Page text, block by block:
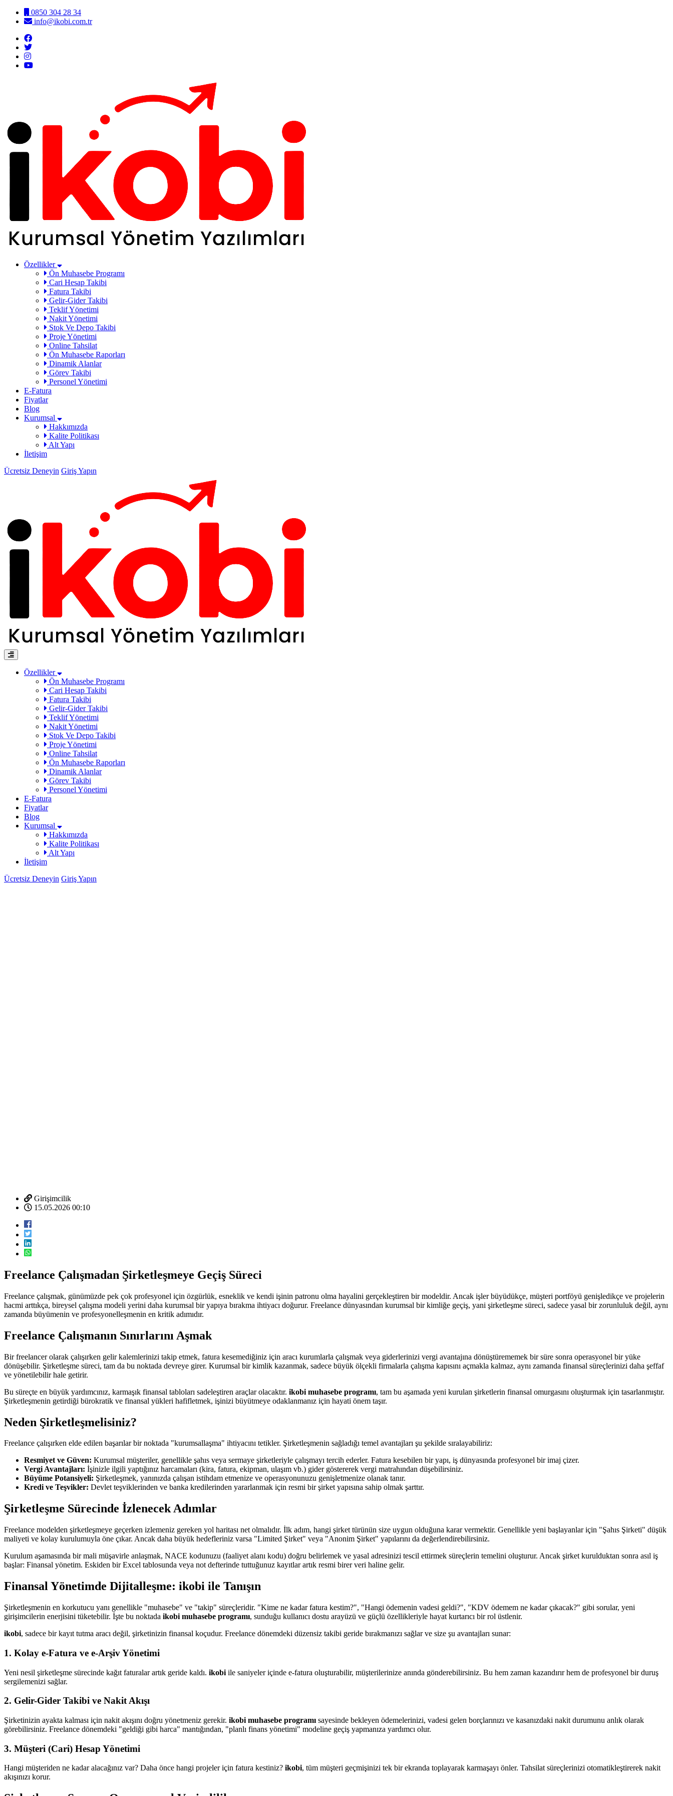
0850 304 28 34
info@ikobi.com.tr
Özellikler
Ön Muhasebe Programı
Cari Hesap Takibi
Fatura Takibi
Gelir-Gider Takibi
Teklif Yönetimi
Nakit Yönetimi
Stok Ve Depo Takibi
Proje Yönetimi
Online Tahsilat
Ön Muhasebe Raporları
Dinamik Alanlar
Görev Takibi
Personel Yönetimi
E-Fatura
Fiyatlar
Blog
Kurumsal
Hakkımızda
Kalite Politikası
Alt Yapı
İletişim
Ücretsiz Deneyin Giriş Yapın
Özellikler
Ön Muhasebe Programı
Cari Hesap Takibi
Fatura Takibi
Gelir-Gider Takibi
Teklif Yönetimi
Nakit Yönetimi
Stok Ve Depo Takibi
Proje Yönetimi
Online Tahsilat
Ön Muhasebe Raporları
Dinamik Alanlar
Görev Takibi
Personel Yönetimi
E-Fatura
Fiyatlar
Blog
Kurumsal
Hakkımızda
Kalite Politikası
Alt Yapı
İletişim
Ücretsiz Deneyin Giriş Yapın
Girişimcilik
15.05.2026 00:10
Freelance Çalışmadan Şirketleşmeye Geçiş Süreci
Freelance çalışmak, günümüzde pek çok profesyonel için özgürlük, esneklik ve kendi işinin patronu olma hayalini gerçekleştiren bir modeldir. Ancak işler büyüdükçe, müşteri portföyü genişledikçe ve projelerin
hacmi arttıkça, bireysel çalışma modeli yerini daha kurumsal bir yapıya bırakma ihtiyacı doğurur. Freelance dünyasından kurumsal bir kimliğe geçiş, yani şirketleşme süreci, sadece yasal bir zorunluluk değil, aynı
zamanda büyümenin ve profesyonelleşmenin en kritik adımıdır.
Freelance Çalışmanın Sınırlarını Aşmak
Bir freelancer olarak çalışırken gelir kalemlerinizi takip etmek, fatura kesemediğiniz için aracı kurumlarla çalışmak veya giderlerinizi vergi avantajına dönüştürememek bir süre sonra operasyonel bir yüke
dönüşebilir. Şirketleşme süreci, tam da bu noktada devreye girer. Kurumsal bir kimlik kazanmak, sadece büyük ölçekli firmalarla çalışma kapısını açmakla kalmaz, aynı zamanda finansal süreçlerinizi daha şeffaf
ve yönetilebilir hale getirir.
Bu süreçte en büyük yardımcınız, karmaşık finansal tabloları sadeleştiren araçlar olacaktır. ikobi muhasebe programı, tam bu aşamada yeni kurulan şirketlerin finansal omurgasını oluşturmak için tasarlanmıştır.
Şirketleşmenin getirdiği bürokratik ve finansal yükleri hafifletmek, işinizi büyütmeye odaklanmanız için hayati önem taşır.
Neden Şirketleşmelisiniz?
Freelance çalışırken elde edilen başarılar bir noktada "kurumsallaşma" ihtiyacını tetikler. Şirketleşmenin sağladığı temel avantajları şu şekilde sıralayabiliriz:
Resmiyet ve Güven: Kurumsal müşteriler, genellikle şahıs veya sermaye şirketleriyle çalışmayı tercih ederler. Fatura kesebilen bir yapı, iş dünyasında profesyonel bir imaj çizer.
Vergi Avantajları: İşinizle ilgili yaptığınız harcamaları (kira, fatura, ekipman, ulaşım vb.) gider göstererek vergi matrahından düşebilirsiniz.
Büyüme Potansiyeli: Şirketleşmek, yanınızda çalışan istihdam etmenize ve operasyonunuzu genişletmenize olanak tanır.
Kredi ve Teşvikler: Devlet teşviklerinden ve banka kredilerinden yararlanmak için resmi bir şirket yapısına sahip olmak şarttır.
Şirketleşme Sürecinde İzlenecek Adımlar
Freelance modelden şirketleşmeye geçerken izlemeniz gereken yol haritası net olmalıdır. İlk adım, hangi şirket türünün size uygun olduğuna karar vermektir. Genellikle yeni başlayanlar için "Şahıs Şirketi" düşük
maliyeti ve kolay kurulumuyla öne çıkar. Ancak daha büyük hedefleriniz varsa "Limited Şirket" veya "Anonim Şirket" yapılarını da değerlendirebilirsiniz.
Kurulum aşamasında bir mali müşavirle anlaşmak, NACE kodunuzu (faaliyet alanı kodu) doğru belirlemek ve yasal adresinizi tescil ettirmek süreçlerin temelini oluşturur. Ancak şirket kurulduktan sonra asıl iş
başlar: Finansal yönetim. Eskiden bir Excel tablosunda veya not defterinde tuttuğunuz kayıtlar artık resmi birer veri haline gelir.
Finansal Yönetimde Dijitalleşme: ikobi ile Tanışın
Şirketleşmenin en korkutucu yanı genellikle "muhasebe" ve "takip" süreçleridir. "Kime ne kadar fatura kestim?", "Hangi ödemenin vadesi geldi?", "KDV ödemem ne kadar çıkacak?" gibi sorular, yeni
girişimcilerin enerjisini tüketebilir. İşte bu noktada ikobi muhasebe programı, sunduğu kullanıcı dostu arayüzü ve güçlü özellikleriyle hayat kurtarıcı bir rol üstlenir.
ikobi, sadece bir kayıt tutma aracı değil, şirketinizin finansal koçudur. Freelance dönemdeki düzensiz takibi geride bırakmanızı sağlar ve size şu avantajları sunar:
1. Kolay e-Fatura ve e-Arşiv Yönetimi
Yeni nesil şirketleşme sürecinde kağıt faturalar artık geride kaldı. ikobi ile saniyeler içinde e-fatura oluşturabilir, müşterilerinize anında gönderebilirsiniz. Bu hem zaman kazandırır hem de profesyonel bir duruş
sergilemenizi sağlar.
2. Gelir-Gider Takibi ve Nakit Akışı
Şirketinizin ayakta kalması için nakit akışını doğru yönetmeniz gerekir. ikobi muhasebe programı sayesinde bekleyen ödemelerinizi, vadesi gelen borçlarınızı ve kasanızdaki nakit durumunu anlık olarak
görebilirsiniz. Freelance dönemdeki "geldiği gibi harca" mantığından, "planlı finans yönetimi" modeline geçiş yapmanıza yardımcı olur.
3. Müşteri (Cari) Hesap Yönetimi
Hangi müşteriden ne kadar alacağınız var? Daha önce hangi projeler için fatura kestiniz? ikobi, tüm müşteri geçmişinizi tek bir ekranda toplayarak karmaşayı önler. Tahsilat süreçlerinizi otomatikleştirerek nakit
akışınızı korur.